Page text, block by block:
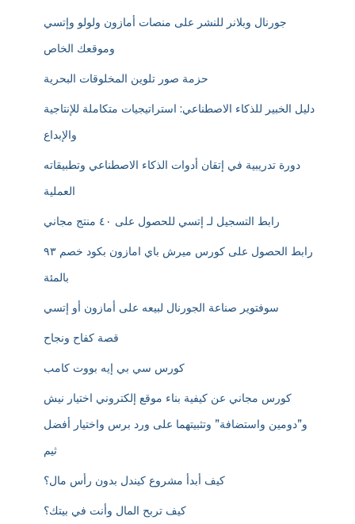
جورنال وبلانر للنشر على منصات أمازون ولولو وإتسي
وموقعك الخاص
حزمة صور تلوين المخلوقات البحرية
دليل الخبير للذكاء الاصطناعي: استراتيجيات متكاملة للإنتاجية
والإبداع
دورة تدريبية في إتقان أدوات الذكاء الاصطناعي وتطبيقاته
العملية
رابط التسجيل لـ إتسي للحصول على ٤٠ منتج مجاني
رابط الحصول على كورس ميرش باي امازون بكود خصم ٩٣
بالمئة
سوفتوير صناعة الجورنال لبيعه على أمازون أو إتسي
قصة كفاح ونجاح
كورس سي بي إيه بووت كامب
كورس مجاني عن كيفية بناء موقع إلكتروني اختيار نيش
و”دومين واستضافة” وتثبيتهما على ورد برس واختيار أفضل
ثيم
كيف أبدأ مشروع كيندل بدون رأس مال؟
كيف تربح المال وأنت في بيتك؟